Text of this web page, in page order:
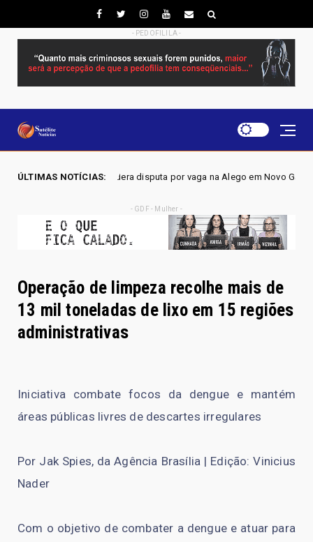
- PEDOFILILA -
ÚLTIMAS NOTÍCIAS:
disputa por vaga na Alego em Novo Gama, aponta pesquisa IGAPE
- GDF - Mulher -
Operação de limpeza recolhe mais de
13 mil toneladas de lixo em 15 regiões
administrativas
Iniciativa combate focos da dengue e mantém
áreas públicas livres de descartes irregulares
Por Jak Spies, da Agência Brasília | Edição: Vinicius
Nader
Com o objetivo de combater a dengue e atuar para